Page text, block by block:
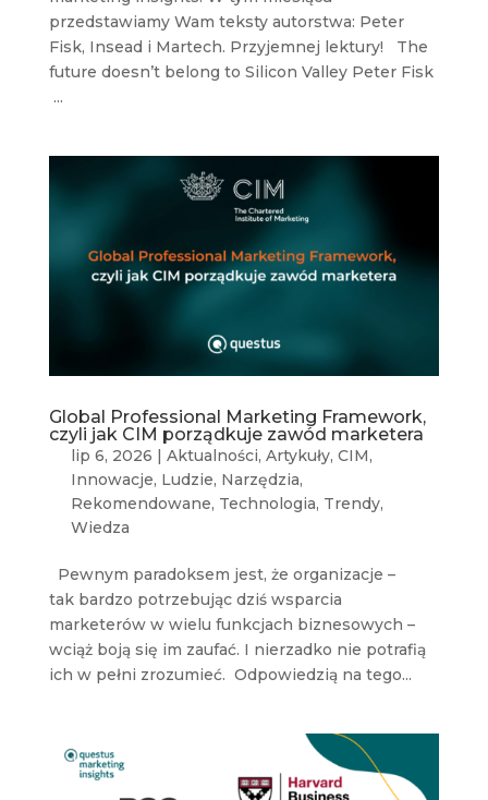
przedstawiamy Wam teksty autorstwa: Peter
Fisk, Insead i Martech. Przyjemnej lektury! The
future doesn’t belong to Silicon Valley Peter Fisk
...
Global Professional Marketing Framework,
czyli jak CIM porządkuje zawód marketera
lip 6, 2026 | Aktualności, Artykuły, CIM,
Innowacje, Ludzie, Narzędzia,
Rekomendowane, Technologia, Trendy,
Wiedza
Pewnym paradoksem jest, że organizacje –
tak bardzo potrzebując dziś wsparcia
marketerów w wielu funkcjach biznesowych –
wciąż boją się im zaufać. I nierzadko nie potrafią
ich w pełni zrozumieć. Odpowiedzią na tego...